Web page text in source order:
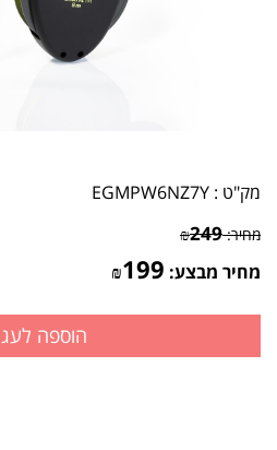
מק"ט : EGMPW6NZ7Y
מחיר: ₪249
מחיר מבצע: ₪199